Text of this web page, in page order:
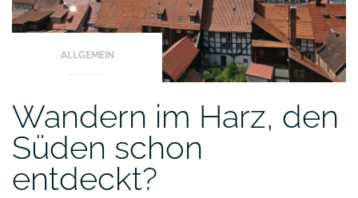
ALLGEMEIN
Wandern im Harz, den
Süden schon
entdeckt?